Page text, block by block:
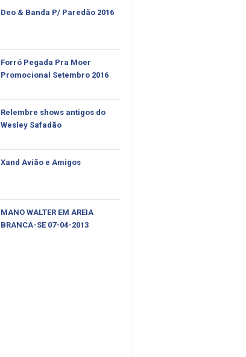
Deo & Banda P/ Paredão 2016
Forró Pegada Pra Moer
Promocional Setembro 2016
Relembre shows antigos do
Wesley Safadão
Xand Avião e Amigos
MANO WALTER EM AREIA
BRANCA-SE 07-04-2013